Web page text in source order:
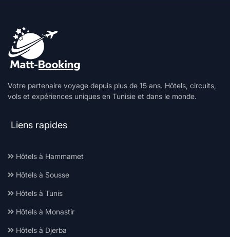
Votre partenaire voyage depuis plus de 15 ans. Hôtels, circuits,
vols et expériences uniques en Tunisie et dans le monde.
Liens rapides
Hôtels à Hammamet
Hôtels à Sousse
Hôtels à Tunis
Hôtels à Monastir
Hôtels à Djerba